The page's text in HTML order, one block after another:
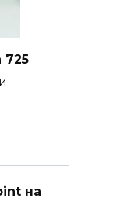
725
на